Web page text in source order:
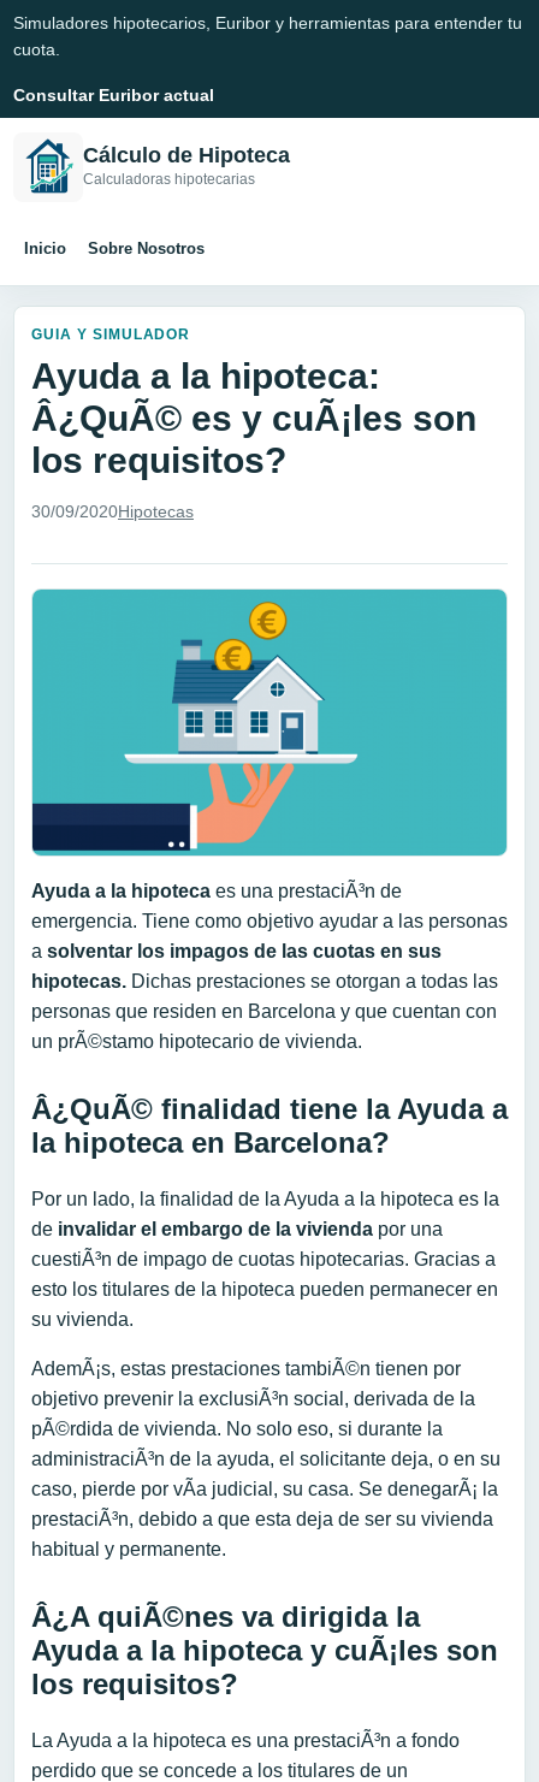
Simuladores hipotecarios, Euribor y herramientas para entender tu
cuota.
Consultar Euribor actual
Cálculo de Hipoteca
Calculadoras hipotecarias
Inicio Sobre Nosotros
GUIA Y SIMULADOR
Ayuda a la hipoteca:
Â¿QuÃ© es y cuÃ¡les son
los requisitos?
30/09/2020Hipotecas
Ayuda a la hipoteca es una prestaciÃ³n de
emergencia. Tiene como objetivo ayudar a las personas
a solventar los impagos de las cuotas en sus
hipotecas. Dichas prestaciones se otorgan a todas las
personas que residen en Barcelona y que cuentan con
un prÃ©stamo hipotecario de vivienda.
Â¿QuÃ© finalidad tiene la Ayuda a
la hipoteca en Barcelona?
Por un lado, la finalidad de la Ayuda a la hipoteca es la
de invalidar el embargo de la vivienda por una
cuestiÃ³n de impago de cuotas hipotecarias. Gracias a
esto los titulares de la hipoteca pueden permanecer en
su vivienda.
AdemÃ¡s, estas prestaciones tambiÃ©n tienen por
objetivo prevenir la exclusiÃ³n social, derivada de la
pÃ©rdida de vivienda. No solo eso, si durante la
administraciÃ³n de la ayuda, el solicitante deja, o en su
caso, pierde por vÃ­a judicial, su casa. Se denegarÃ¡ la
prestaciÃ³n, debido a que esta deja de ser su vivienda
habitual y permanente.
Â¿A quiÃ©nes va dirigida la
Ayuda a la hipoteca y cuÃ¡les son
los requisitos?
La Ayuda a la hipoteca es una prestaciÃ³n a fondo
perdido que se concede a los titulares de un